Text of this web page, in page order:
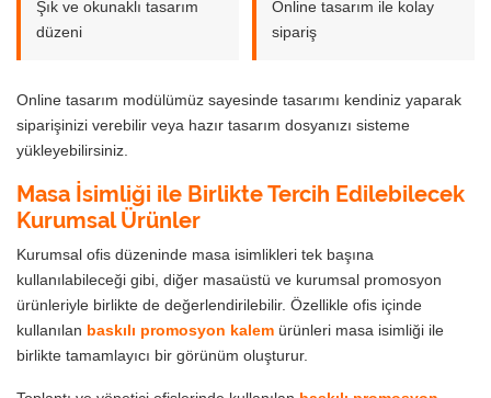
Şık ve okunaklı tasarım
düzeni
Online tasarım ile kolay
sipariş
Online tasarım modülümüz sayesinde tasarımı kendiniz yaparak
siparişinizi verebilir veya hazır tasarım dosyanızı sisteme
yükleyebilirsiniz.
Masa İsimliği ile Birlikte Tercih Edilebilecek
Kurumsal Ürünler
Kurumsal ofis düzeninde masa isimlikleri tek başına
kullanılabileceği gibi, diğer masaüstü ve kurumsal promosyon
ürünleriyle birlikte de değerlendirilebilir. Özellikle ofis içinde
kullanılan baskılı promosyon kalem ürünleri masa isimliği ile
birlikte tamamlayıcı bir görünüm oluşturur.